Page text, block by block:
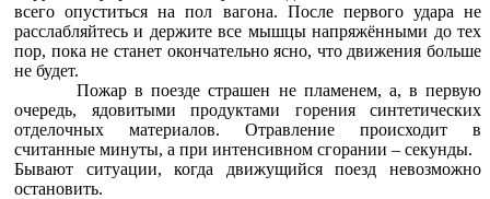
всего опуститься на пол вагона. После первого удара не
расслабляйтесь и держите все мышцы напряжёнными до тех
пор, пока не станет окончательно ясно, что движения больше
не будет.
Пожар в поезде страшен не пламенем, а, в первую
очередь, ядовитыми продуктами горения синтетических
отделочных материалов. Отравление происходит в
считанные минуты, а при интенсивном сгорании – секунды.
Бывают ситуации, когда движущийся поезд невозможно
остановить.